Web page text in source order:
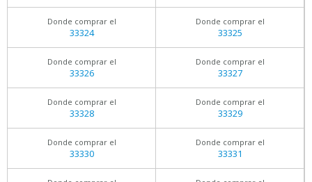
Donde comprar el
33324
Donde comprar el
33325
Donde comprar el
33326
Donde comprar el
33327
Donde comprar el
33328
Donde comprar el
33329
Donde comprar el
33330
Donde comprar el
33331